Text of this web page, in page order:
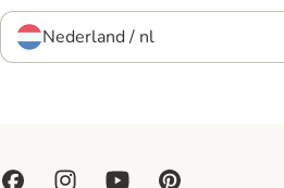
Nederland / nl